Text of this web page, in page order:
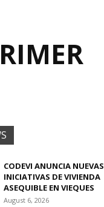
CODEVI ANUNCIA NUEVAS
INICIATIVAS DE VIVIENDA
ASEQUIBLE EN VIEQUES
August 6, 2026